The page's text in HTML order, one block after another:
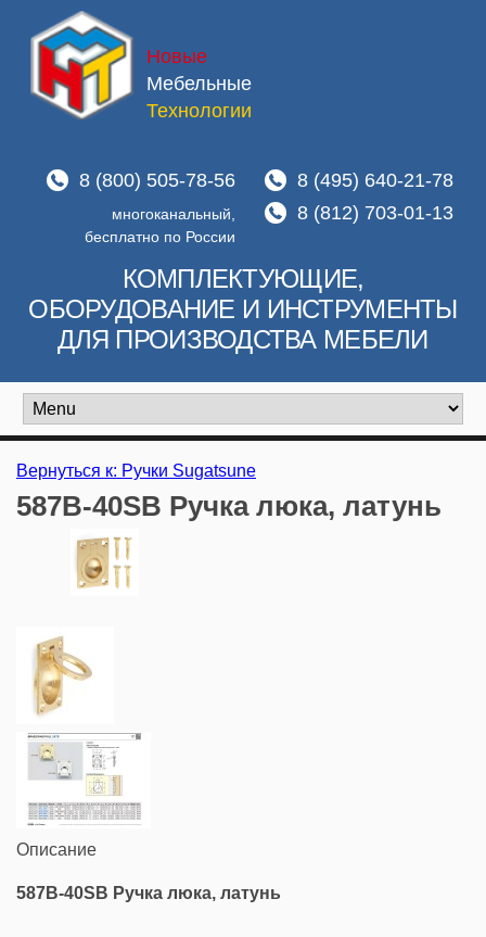
Новые
Мебельные
Технологии
8 (800) 505-78-56
многоканальный,
бесплатно по России
8 (495) 640-21-78
8 (812) 703-01-13
КОМПЛЕКТУЮЩИЕ,
ОБОРУДОВАНИЕ И ИНСТРУМЕНТЫ
ДЛЯ ПРОИЗВОДСТВА МЕБЕЛИ
Вернуться к: Ручки Sugatsune
587B-40SB Ручка люка, латунь
Описание
587B-40SB Ручка люка, латунь